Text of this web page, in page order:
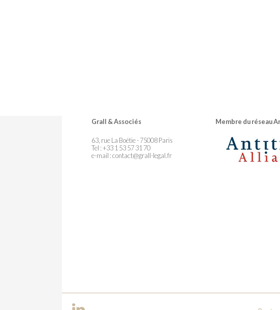
Grall & Associés
63, rue La Boétie - 75008 Paris
Tel : +33 1 53 57 31 70
e-mail :contact@grall-legal.fr
Membre du réseau